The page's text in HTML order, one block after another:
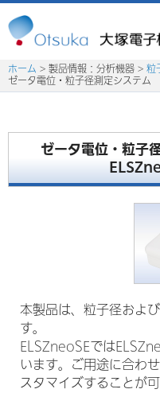
ホーム > 製品情報：分析機器 > 粒
ゼータ電位・粒子径測定システム
ゼータ電位・粒子
本製品は、粒子径およ
す。
ELSZneoSEでは
います。ご用途に合わ
スタマイズすることが